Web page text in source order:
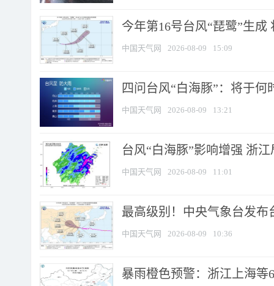
今年第16号台风“琵鹭”生
中国天气网 2026-08-09 15:09
四问台风“白海豚”：将于
中国天气网 2026-08-09 13:21
台风“白海豚”影响增强 浙
中国天气网 2026-08-09 11:01
最高级别！中央气象台发布
中国天气网 2026-08-09 10:36
暴雨橙色预警：浙江上海等